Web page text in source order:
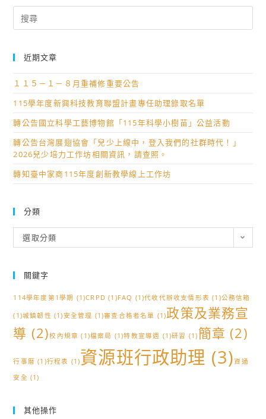
for:
近期文章
１１５－１－８月重補修重要公告
115學年度新興科技教育聯盟計畫專任助理錄取名單
轉公告國立科學工藝博物館「115年科學小樹苗」公益活動
轉公告台灣展翅協會「兒少上線中，登入我們的社群時代！」
2026兒少培力工作坊相關資訊，請查照。
轉知臺中家商115年度創新教學線上工作坊
分類
類
選取分類
關鍵字
114學年度第1學期 (1)CRPD (1)FAQ (1)代收代辦收支情形表 (1)公務信箱
(1)城鎮韌性 (1)安全管理 (1)審查合格者名單 (1)政策及業務宣
導 (2)校內規章 (1)檔案局 (1)特教宣導週 (1)研習 (1) 簡章 (2)
行事曆 (1)行程表 (1)資源班行政助理 (3)資通
安全 (1)
其他操作